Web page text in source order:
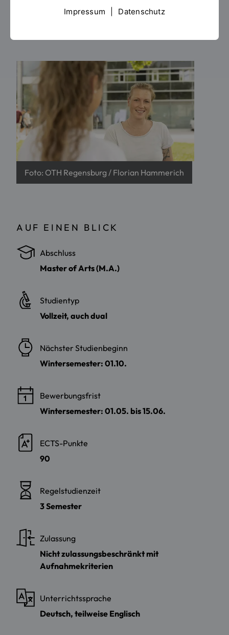
Info zur Bewerbung
Foto: OTH Regensburg / Florian Hammerich
AUF EINEN BLICK
Abschluss
Master of Arts (M.A.)
Studientyp
Vollzeit, auch dual
Nächster Studienbeginn
Wintersemester: 01.10.
Bewerbungsfrist
Wintersemester: 01.05. bis 15.06.
ECTS-Punkte
90
Regelstudienzeit
3 Semester
Zulassung
Nicht zulassungsbeschränkt mit
Aufnahmekriterien
Unterrichtssprache
Deutsch, teilweise Englisch
Impressum Datenschutz